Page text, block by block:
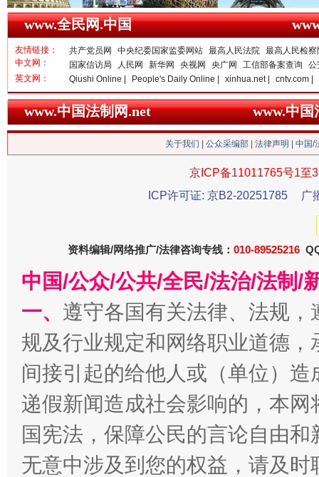
巳巳如意，开工大吉！ 三轮上
www.全民网.中国
友情链接：
中文网：
共产党员网 中央纪委国家监委网站 最高人民法院 最高人民检察
国家信访局
人民网 新华网 央视网 央广网 工信部备案查询
公
英文网：
Qiushi Online | People's Daily Online | xinhua.net | cntv.com |
www.中国法制网.net www.中
关于我们 公众采编部 法律声明 | 中国
京ICP备11011765号1至
ICP许可证: 京B2-20251785
广
资料编辑/网络推广/法律咨询专线： 010-89525216
中国/公众/公共/全民/法治/法制/
一、 遵守各国有关法律、法规
规及行业规定和网络职业道德
间接引起的给他人或（单位）
递假新闻造成社会影响的，本
国宪法，保障公民的言论自由
无意中涉及到您的权益，请及